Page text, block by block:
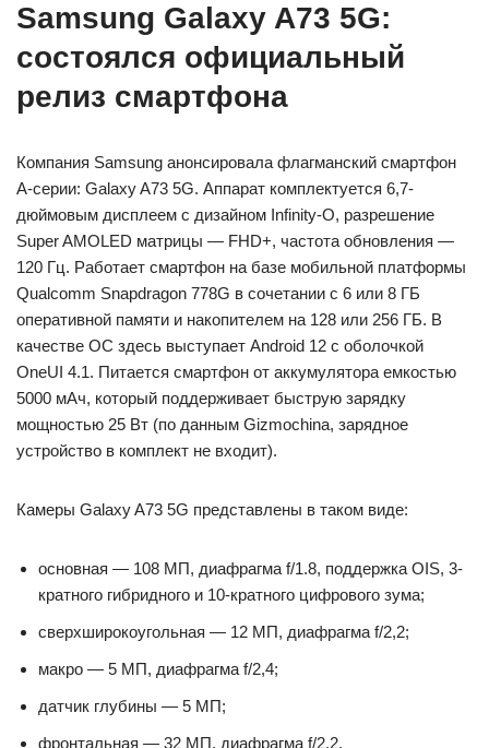
Samsung Galaxy A73 5G:
состоялся официальный
релиз смартфона
Компания Samsung анонсировала флагманский смартфон
А-серии: Galaxy A73 5G. Аппарат комплектуется 6,7-
дюймовым дисплеем с дизайном Infinity-O, разрешение
Super AMOLED матрицы — FHD+, частота обновления —
120 Гц. Работает смартфон на базе мобильной платформы
Qualcomm Snapdragon 778G в сочетании с 6 или 8 ГБ
оперативной памяти и накопителем на 128 или 256 ГБ. В
качестве ОС здесь выступает Android 12 с оболочкой
OneUI 4.1. Питается смартфон от аккумулятора емкостью
5000 мАч, который поддерживает быструю зарядку
мощностью 25 Вт (по данным Gizmochina, зарядное
устройство в комплект не входит).
Камеры Galaxy A73 5G представлены в таком виде:
основная — 108 МП, диафрагма f/1.8, поддержка OIS, 3-
кратного гибридного и 10-кратного цифрового зума;
сверхширокоугольная — 12 МП, диафрагма f/2,2;
макро — 5 МП, диафрагма f/2,4;
датчик глубины — 5 МП;
фронтальная — 32 МП, диафрагма f/2.2.